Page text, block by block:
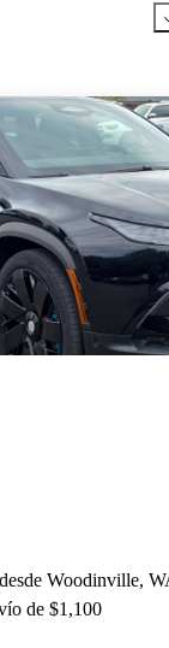
Woodinville,
de $1,100